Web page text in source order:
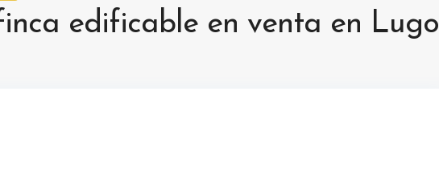
edificable en venta en Lugo